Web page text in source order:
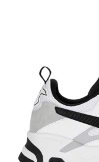
товара! Доставка
момента
обменять или
подошло —
отказаться от